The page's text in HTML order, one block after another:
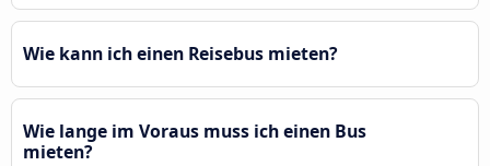
Wie kann ich einen Reisebus mieten?
Wie lange im Voraus muss ich einen Bus
mieten?